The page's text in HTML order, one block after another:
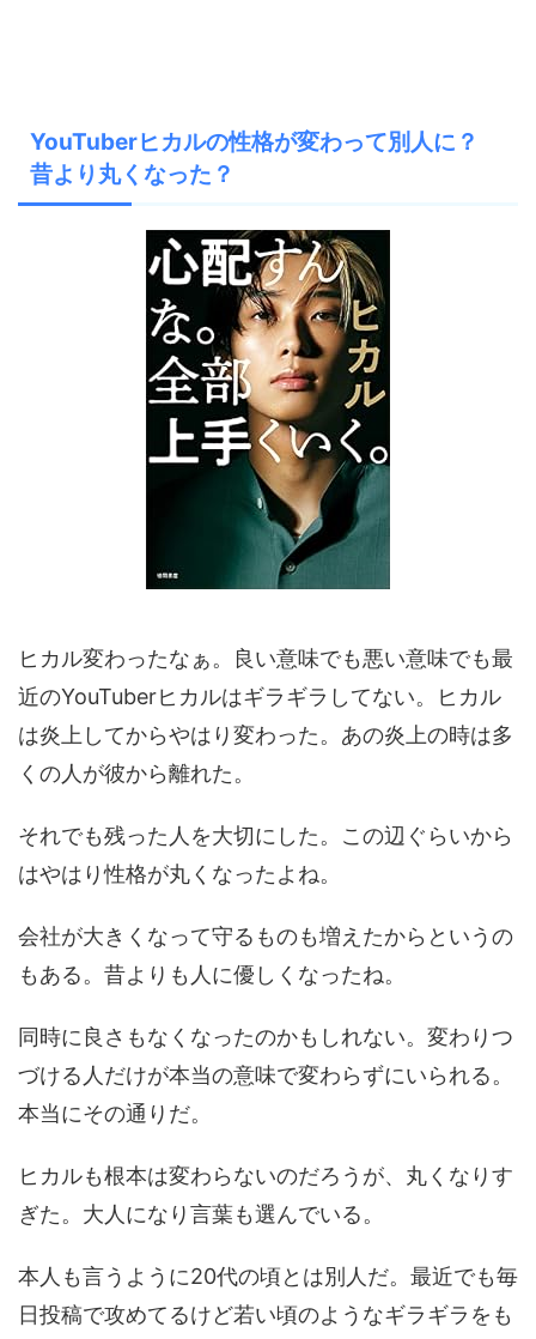
YouTuberヒカルの性格が変わって別人に？
昔より丸くなった？
ヒカル変わったなぁ。良い意味でも悪い意味でも最
近のYouTuberヒカルはギラギラしてない。ヒカル
は炎上してからやはり変わった。あの炎上の時は多
くの人が彼から離れた。
それでも残った人を大切にした。この辺ぐらいから
はやはり性格が丸くなったよね。
会社が大きくなって守るものも増えたからというの
もある。昔よりも人に優しくなったね。
同時に良さもなくなったのかもしれない。変わりつ
づける人だけが本当の意味で変わらずにいられる。
本当にその通りだ。
ヒカルも根本は変わらないのだろうが、丸くなりす
ぎた。大人になり言葉も選んでいる。
本人も言うように20代の頃とは別人だ。最近でも毎
日投稿で攻めてるけど若い頃のようなギラギラをも